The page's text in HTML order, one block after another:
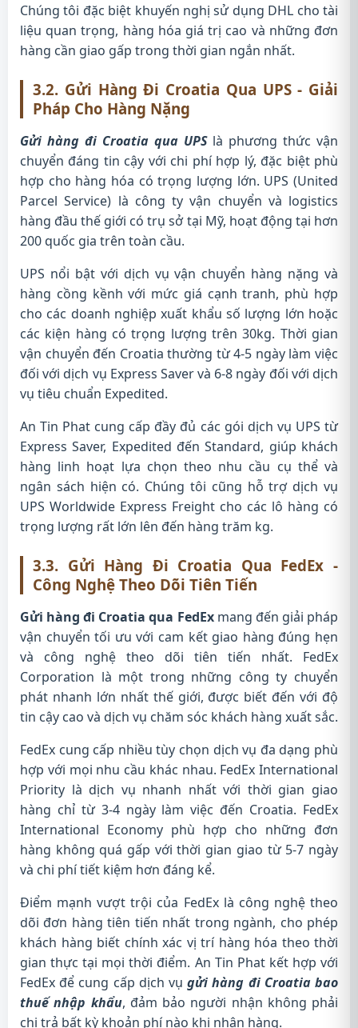
Chúng tôi đặc biệt khuyến nghị sử dụng DHL cho tài
liệu quan trọng, hàng hóa giá trị cao và những đơn
hàng cần giao gấp trong thời gian ngắn nhất.
3.2. Gửi Hàng Đi Croatia Qua UPS - Giải
Pháp Cho Hàng Nặng
Gửi hàng đi Croatia qua UPSlà phương thức vận
chuyển đáng tin cậy với chi phí hợp lý, đặc biệt phù
hợp cho hàng hóa có trọng lượng lớn. UPS (United
Parcel Service) là công ty vận chuyển và logistics
hàng đầu thế giới có trụ sở tại Mỹ, hoạt động tại hơn
200 quốc gia trên toàn cầu.
UPS nổi bật với dịch vụ vận chuyển hàng nặng và
hàng cồng kềnh với mức giá cạnh tranh, phù hợp
cho các doanh nghiệp xuất khẩu số lượng lớn hoặc
các kiện hàng có trọng lượng trên 30kg. Thời gian
vận chuyển đến Croatia thường từ 4-5 ngày làm việc
đối với dịch vụ Express Saver và 6-8 ngày đối với dịch
vụ tiêu chuẩn Expedited.
An Tin Phat cung cấp đầy đủ các gói dịch vụ UPS từ
Express Saver, Expedited đến Standard, giúp khách
hàng linh hoạt lựa chọn theo nhu cầu cụ thể và
ngân sách hiện có. Chúng tôi cũng hỗ trợ dịch vụ
UPS Worldwide Express Freight cho các lô hàng có
trọng lượng rất lớn lên đến hàng trăm kg.
3.3. Gửi Hàng Đi Croatia Qua FedEx -
Công Nghệ Theo Dõi Tiên Tiến
Gửi hàng đi Croatia qua FedExmang đến giải pháp
vận chuyển tối ưu với cam kết giao hàng đúng hẹn
và công nghệ theo dõi tiên tiến nhất. FedEx
Corporation là một trong những công ty chuyển
phát nhanh lớn nhất thế giới, được biết đến với độ
tin cậy cao và dịch vụ chăm sóc khách hàng xuất sắc.
FedEx cung cấp nhiều tùy chọn dịch vụ đa dạng phù
hợp với mọi nhu cầu khác nhau. FedEx International
Priority là dịch vụ nhanh nhất với thời gian giao
hàng chỉ từ 3-4 ngày làm việc đến Croatia. FedEx
International Economy phù hợp cho những đơn
hàng không quá gấp với thời gian giao từ 5-7 ngày
và chi phí tiết kiệm hơn đáng kể.
Điểm mạnh vượt trội của FedEx là công nghệ theo
dõi đơn hàng tiên tiến nhất trong ngành, cho phép
khách hàng biết chính xác vị trí hàng hóa theo thời
gian thực tại mọi thời điểm. An Tin Phat kết hợp với
FedEx để cung cấp dịch vụgửi hàng đi Croatia bao
thuế nhập khẩu, đảm bảo người nhận không phải
chi trả bất kỳ khoản phí nào khi nhận hàng.